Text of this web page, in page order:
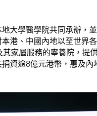
大學醫學院共同承辦，
港、中國內地以至世界
家屬服務的寧養院，提
資逾8億元港幣，惠及內